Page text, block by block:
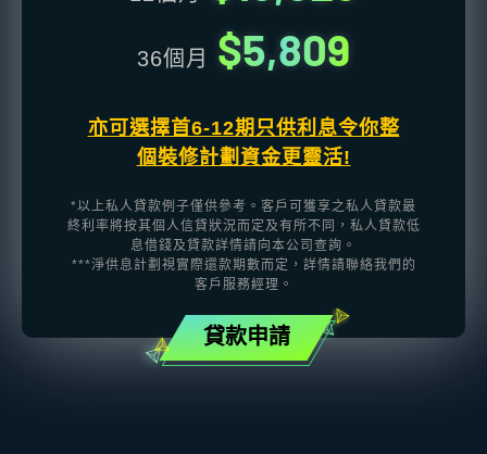
36個月 $5,809
亦可選擇首6-12期只供利息令你整
個裝修計劃資金更靈活!
*以上私人貸款例子僅供參考。客戶可獲享之私人貸款最
終利率將按其個人信貸狀況而定及有所不同，私人貸款低
息借錢及貸款詳情請向本公司查詢。
***淨供息計劃視實際還款期數而定，詳情請聯絡我們的
客戶服務經理。
貸款申請